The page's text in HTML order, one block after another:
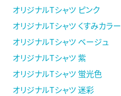
オリジナルTシャツ ピンク
オリジナルTシャツ くすみカラー
オリジナルTシャツ ベージュ
オリジナルTシャツ 紫
オリジナルTシャツ 蛍光色
オリジナルTシャツ 迷彩